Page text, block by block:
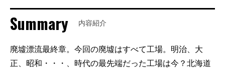
Summary 内容紹介
廃墟漂流最終章。今回の廃墟はすべて工場。明治、大
正、昭和・・・、時代の最先端だった工場は今？北海道